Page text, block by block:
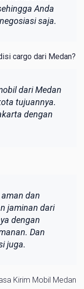
Anda
saja.
cargo dari Medan?
dari Medan
tujuannya.
dengan
dan
jaminan dari
dengan
Dan
juga.
Kirim Mobil Medan